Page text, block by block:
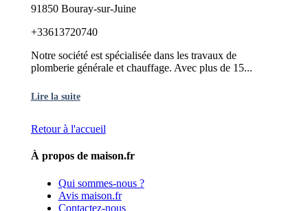
91850 Bouray-sur-Juine
+33613720740
Notre société est spécialisée dans les travaux de
plomberie générale et chauffage. Avec plus de 15...
Lire la suite
Retour à l'accueil
À propos de maison.fr
Qui sommes-nous ?
Avis maison.fr
Contactez-nous